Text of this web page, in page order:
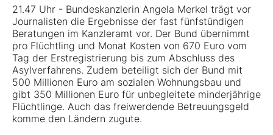
21.47 Uhr - Bundeskanzlerin Angela Merkel trägt vor
Journalisten die Ergebnisse der fast fünfstündigen
Beratungen im Kanzleramt vor. Der Bund übernimmt
pro Flüchtling und Monat Kosten von 670 Euro vom
Tag der Erstregistrierung bis zum Abschluss des
Asylverfahrens. Zudem beteiligt sich der Bund mit
500 Millionen Euro am sozialen Wohnungsbau und
gibt 350 Millionen Euro für unbegleitete minderjährige
Flüchtlinge. Auch das freiwerdende Betreuungsgeld
komme den Ländern zugute.